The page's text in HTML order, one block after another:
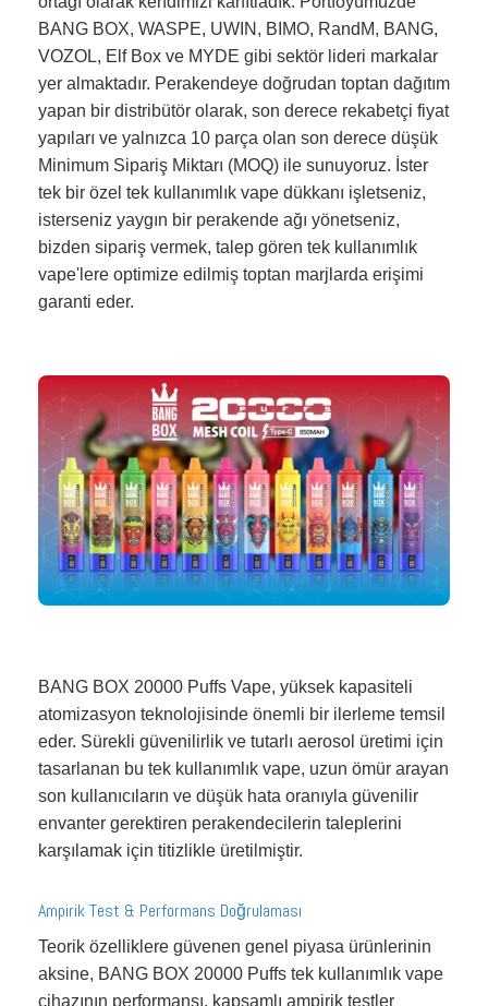
BANG BOX, WASPE, UWIN, BIMO, RandM, BANG,
VOZOL, Elf Box ve MYDE gibi sektör lideri markalar
yer almaktadır. Perakendeye doğrudan toptan dağıtım
yapan bir distribütör olarak, son derece rekabetçi fiyat
yapıları ve yalnızca 10 parça olan son derece düşük
Minimum Sipariş Miktarı (MOQ) ile sunuyoruz. İster
tek bir özel tek kullanımlık vape dükkanı işletseniz,
isterseniz yaygın bir perakende ağı yönetseniz,
bizden sipariş vermek, talep gören tek kullanımlık
vape'lere optimize edilmiş toptan marjlarda erişimi
garanti eder.
BANG BOX 20000 Puffs Vape, yüksek kapasiteli
atomizasyon teknolojisinde önemli bir ilerleme temsil
eder. Sürekli güvenilirlik ve tutarlı aerosol üretimi için
tasarlanan bu tek kullanımlık vape, uzun ömür arayan
son kullanıcıların ve düşük hata oranıyla güvenilir
envanter gerektiren perakendecilerin taleplerini
karşılamak için titizlikle üretilmiştir.
Ampirik Test & Performans Doğrulaması
Teorik özelliklere güvenen genel piyasa ürünlerinin
aksine, BANG BOX 20000 Puffs tek kullanımlık vape
cihazının performansı, kapsamlı ampirik testler